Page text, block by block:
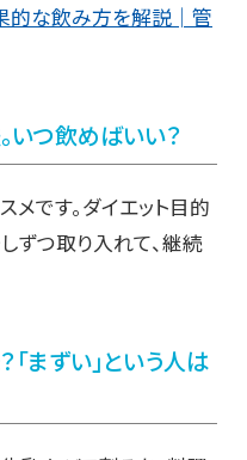
的な飲み方を解説│管
いつ飲めばいい？
です。ダイエット目的
ずつ取り入れて、継続
まずい」という人は